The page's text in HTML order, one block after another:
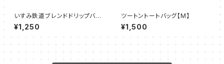
いすみ鉄道ブレンドドリップバッ
グ 【キハ車両】（５袋セット）
¥1,250
ツートントートバッグ【M】
¥1,500